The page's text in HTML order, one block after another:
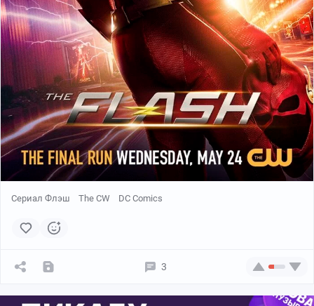
Сериал Флэш The CW DC Comics
3